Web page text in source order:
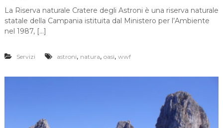
La Riserva naturale Cratere degli Astroni è una riserva naturale
statale della Campania istituita dal Ministero per l’Ambiente
nel 1987, […]
Servizi astroni, natura, oasi, wwf